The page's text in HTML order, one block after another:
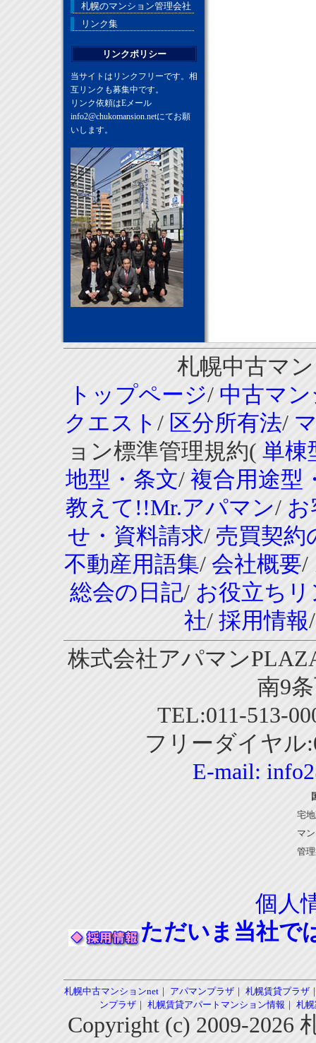
札幌のマンション管理会社
リンク集
リンクポリシー
当サイトはリンクフリーです。相
互リンクも募集中です。
リンク依頼はEメール
info2@chukomansion.netにてお願
いします。
札幌中古マ
トップページ/ 中古マ
クエスト / 区分所有法/
ョン標準管理規約( 単棟
地型・条文/ 複合用途型
教えて!!Mr.アパマン/ お
せ・資料請求/ 売買契約
不動産用語集/ 会社概要/
総会の日記/ お役立ち
社/ 採用情報
株式会社アパマン
南9
TEL:011-513-
フリーダイヤル
E-mail:
宅
マ
管
個人
ただいま当社で
札幌中古マンションnet｜ アパマンプラザ｜ 札幌賃貸プラザ
ンプラザ｜ 札幌賃貸アパートマンション情報 ｜ 札
Copyright (c) 2009-2026